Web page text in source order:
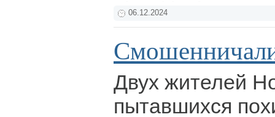
06.12.2024
Двух жителей
пытавшихся